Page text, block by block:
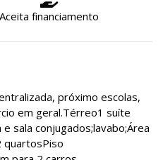
Aceita financiamento
próximo escolas,
em geral.Térreo1 suíte
sala conjugados;lavabo;Área
quartosPiso